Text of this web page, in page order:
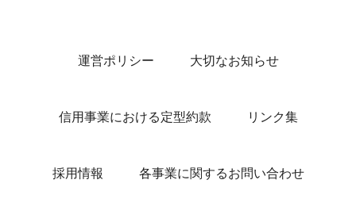
運営ポリシー 大切なお知らせ
信用事業における定型約款 リンク集
採用情報 各事業に関するお問い合わせ